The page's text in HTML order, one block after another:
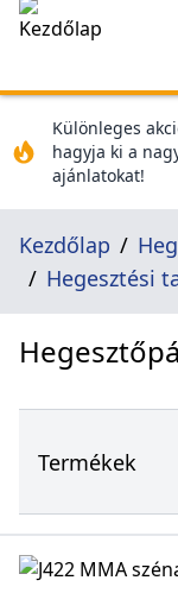
Különleges
hagyja ki a
ajánlatokat!
Kezdőlap
Hegesztési
Termékek